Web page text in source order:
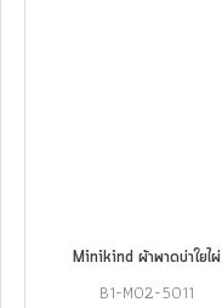
Minikind ผ้าพาดบ่าใยไผ่
B1-M02-5011